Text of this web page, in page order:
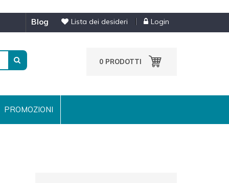
Lista dei desideri Login
blog
0 PRODOTTI
PROMOZIONI